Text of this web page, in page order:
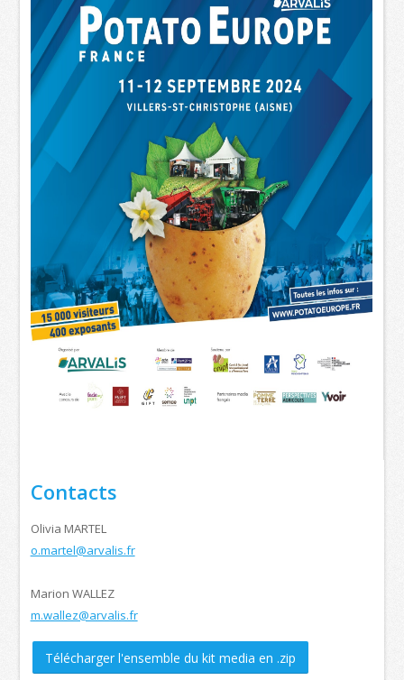
Contacts
Olivia MARTEL
o.martel@arvalis.fr
Marion WALLEZ
m.wallez@arvalis.fr
Télécharger l'ensemble du kit media en .zip